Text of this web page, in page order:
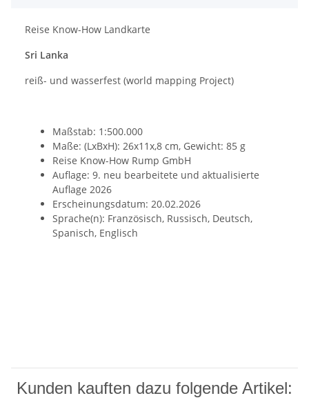
Reise Know-How Landkarte
Sri Lanka
reiß- und wasserfest (world mapping Project)
Maßstab: 1:500.000
Maße: (LxBxH): 26x11x,8 cm, Gewicht: 85 g
Reise Know-How Rump GmbH
Auflage: 9. neu bearbeitete und aktualisierte
Auflage 2026
Erscheinungsdatum: 20.02.2026
Sprache(n): Französisch, Russisch, Deutsch,
Spanisch, Englisch
Kunden kauften dazu folgende Artikel: